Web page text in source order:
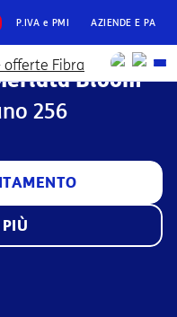
P.IVA e PMI AZIENDE E PA
Bloom
256